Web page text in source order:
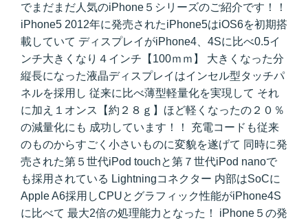
でまだまだ人気のiPhone５シリーズのご紹介です！！
iPhone5 2012年に発売されたiPhone5はiOS6を初期搭
載していて ディスプレイがiPhone4、4Sに比べ0.5イ
ンチ大きくなり４インチ【100ｍｍ】 大きくなった分
縦長になった液晶ディスプレイはインセル型タッチパ
ネルを採用し 従来に比べ薄型軽量化を実現して それ
に加え１オンス【約２８ｇ】ほど軽くなったの２０％
の減量化にも 成功しています！！ 充電コードも従来
のものからすごく小さいものに変貌を遂げて 同時に発
売された第５世代iPod touchと第７世代iPod nanoで
も採用されている Lightningコネクター 内部はSoCに
Apple A6採用しCPUとグラフィック性能がiPhone4S
に比べて 最大2倍の処理能力となった！ iPhone５の発